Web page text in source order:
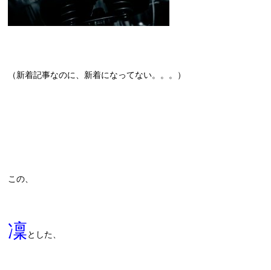
（新着記事なのに、新着になってない。。。）
この、
凜とした、